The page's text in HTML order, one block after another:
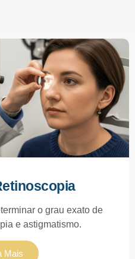
o grau exato de
e astigmatismo.
Mais